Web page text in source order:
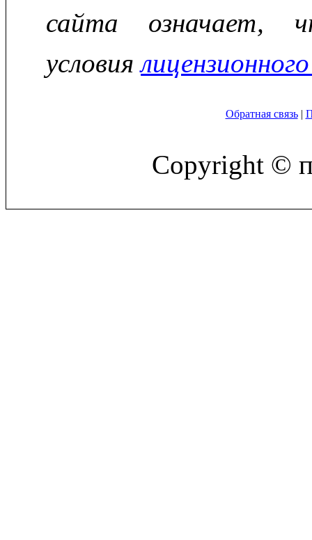
сайта означает,
условия
Обратная связь|
Copyright ©